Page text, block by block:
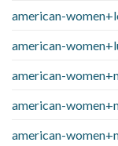
american-
american-
american-
american-
american-